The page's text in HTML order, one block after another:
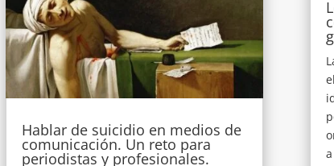
Hablar de suicidio en medios de
comunicación. Un reto para
periodistas y profesionales.